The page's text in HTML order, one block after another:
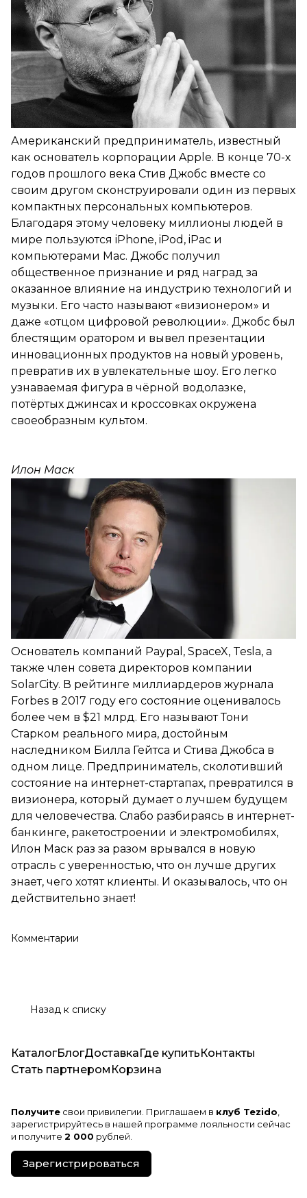
Американский предприниматель, известный
как основатель корпорации Apple. В конце 70-х
годов прошлого века Стив Джобс вместе со
своим другом сконструировали один из первых
компактных персональных компьютеров.
Благодаря этому человеку миллионы людей в
мире пользуются iPhone, iPod, iPac и
компьютерами Mac. Джобс получил
общественное признание и ряд наград за
оказанное влияние на индустрию технологий и
музыки. Его часто называют «визионером» и
даже «отцом цифровой революции». Джобс был
блестящим оратором и вывел презентации
инновационных продуктов на новый уровень,
превратив их в увлекательные шоу. Его легко
узнаваемая фигура в чёрной водолазке,
потёртых джинсах и кроссовках окружена
своеобразным культом.
Илон Маск
Основатель компаний Paypal, SpaceX, Tesla, а
также член совета директоров компании
SolarCity. В рейтинге миллиардеров журнала
Forbes в 2017 году его состояние оценивалось
более чем в $21 млрд. Его называют Тони
Старком реального мира, достойным
наследником Билла Гейтса и Стива Джобса в
одном лице. Предприниматель, сколотивший
состояние на интернет-стартапах, превратился в
визионера, который думает о лучшем будущем
для человечества. Слабо разбираясь в интернет-
банкинге, ракетостроении и электромобилях,
Илон Маск раз за разом врывался в новую
отрасль с уверенностью, что он лучше других
знает, чего хотят клиенты. И оказывалось, что он
действительно знает!
Комментарии
Назад к списку
КаталогБлогДоставкаГде купитьКонтакты
Стать партнером Корзина
Получите свои привилегии. Приглашаем в клуб Tezido
зарегистрируйтесь в нашей программе лояльности сейчас
и получите 2 000 рублей.
Зарегистрироваться